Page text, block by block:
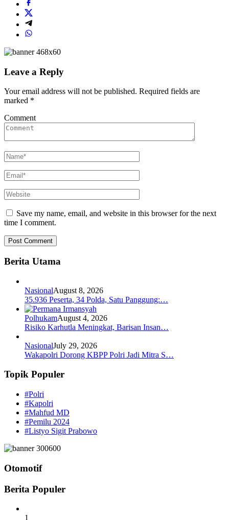
Leave a Reply
Your email address will not be published. Required fields are
marked *
Comment
Save my name, email, and website in this browser for the next
time I comment.
Berita Utama
NasionalAugust 8, 2026
35.936 Peserta, 34 Polda, Satu Panggung:…
PolhukamAugust 4, 2026
Risiko Karhutla Meningkat, Barisan Insan…
NasionalJuly 29, 2026
Wakapolri Dorong KBPP Polri Jadi Mitra S…
Topik Populer
#Polri
#Kapolri
#Mahfud MD
#Pemilu 2024
#Listyo Sigit Prabowo
Otomotif
Berita Populer
1